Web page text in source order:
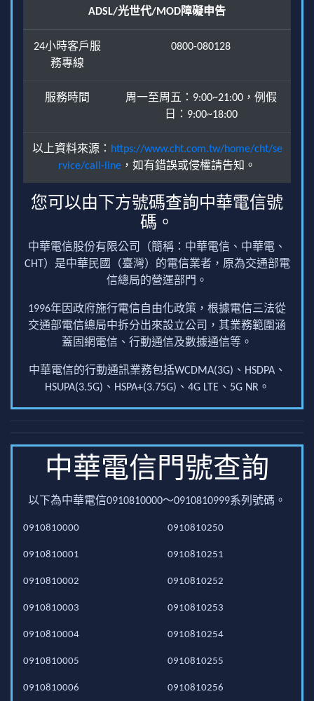
ADSL/光世代/MOD障礙申告
24小時客戶服
務專線
0800-080128
服務時間
周一至周五：9:00~21:00，例假
日：9:00~18:00
以上資料來源： https://www.cht.com.tw/home/cht/se
rvice/call-line ，如有錯誤或侵權請告知。
您可以由下方號碼查詢中華電信號
碼。
中華電信股份有限公司（簡稱：中華電信、中華電、
CHT）是中華民國（臺灣）的電信業者，原為交通部電
信總局的營運部門。
1996年因政府施行電信自由化政策，根據電信三法從
交通部電信總局中拆分出來設立公司，其業務範圍涵
蓋固網電信、行動通信及數據通信等。
中華電信的行動通訊業務包括WCDMA(3G)、HSDPA、
HSUPA(3.5G)、HSPA+(3.75G)、4G LTE、5G NR。
中華電信門號查詢
以下為中華電信0910810000～0910810999系列號碼。
0910810000
0910810001
0910810002
0910810003
0910810004
0910810005
0910810006
0910810250
0910810251
0910810252
0910810253
0910810254
0910810255
0910810256